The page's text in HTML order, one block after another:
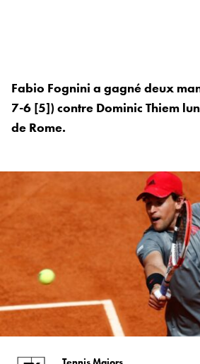
Fabio Fognini a gagné deux
7-6 [5]) contre Dominic Thiem
de Rome.